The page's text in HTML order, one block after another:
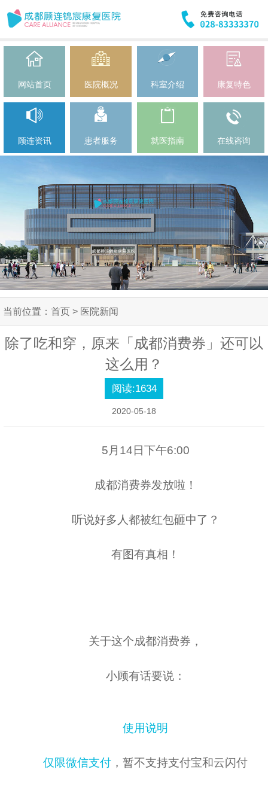
网站首页 医院概况 科室介绍 康复特色
顾连资讯 患者服务 就医指南 在线咨询
当前位置： 首页 > 医院新闻
除了吃和穿，原来「成都消费券」还可以
这么用？
阅读:1634
2020-05-18
5月14日下午6:00
成都消费券发放啦！
听说好多人都被红包砸中了？
有图有真相！
关于这个成都消费券，
小顾有话要说：
使用说明
仅限微信支付 ，暂不支持支付宝和云闪付